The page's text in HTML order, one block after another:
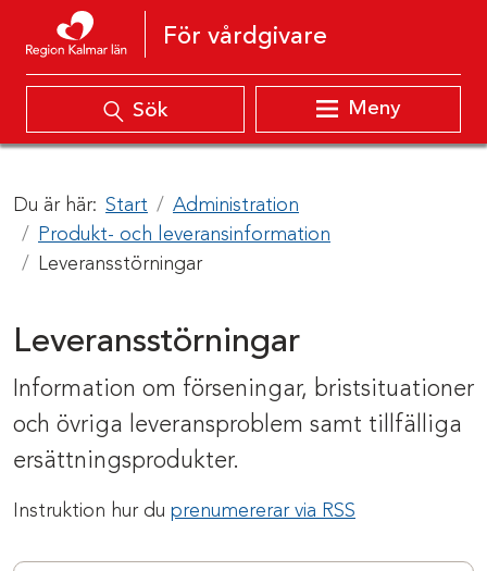
Hoppa till innehåll
För vårdgivare
Sök Meny
Du är här: Start
Administration
Produkt- och leveransinformation
Leveransstörningar
Leveransstörningar
Information om förseningar, bristsituationer
och övriga leveransproblem samt tillfälliga
ersättningsprodukter.
Instruktion hur du prenumererar via RSS